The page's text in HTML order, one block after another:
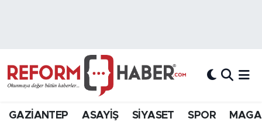
GAZİANTEP ASAYİŞ SİYASET SPOR
Hava Durumu